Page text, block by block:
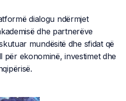
dialogu ndërmjet
dhe partnerëve
mundësitë dhe sfidat që
për ekonominë, investimet dhe